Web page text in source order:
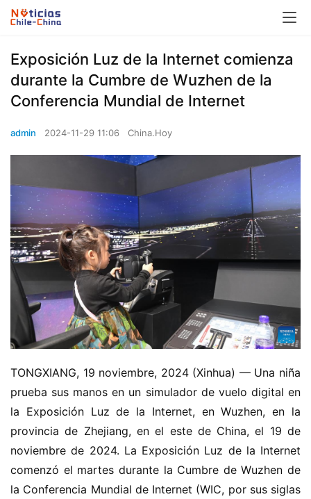
Exposición Luz de la Internet comienza
durante la Cumbre de Wuzhen de la
Conferencia Mundial de Internet
admin 2024-11-29 11:06 China.Hoy
TONGXIANG, 19 noviembre, 2024 (Xinhua) — Una niña
prueba sus manos en un simulador de vuelo digital en
la Exposición Luz de la Internet, en Wuzhen, en la
provincia de Zhejiang, en el este de China, el 19 de
noviembre de 2024. La Exposición Luz de la Internet
comenzó el martes durante la Cumbre de Wuzhen de
la Conferencia Mundial de Internet (WIC, por sus siglas